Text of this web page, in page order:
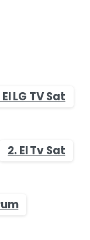
El LG TV Sat
2. El Tv Sat